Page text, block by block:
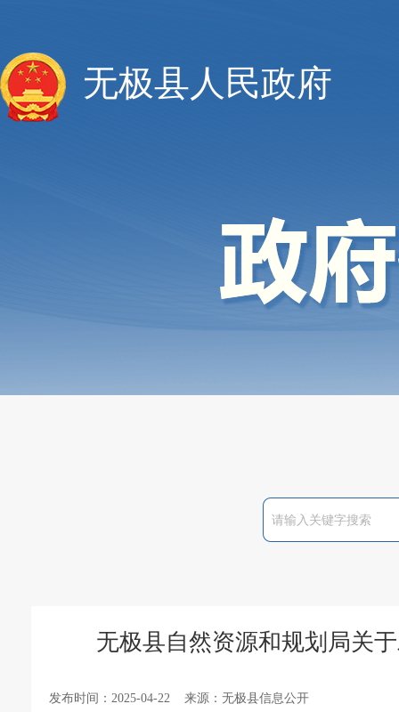
无极县人民政府
无极县自然资源和规划局关
发布时间：2025-04-22 来源：无极县信息公开